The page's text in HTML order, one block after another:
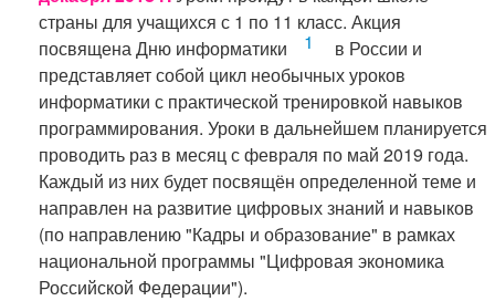
страны для учащихся с 1 по 11 класс. Акция
посвящена Дню информатики
1
в России и
представляет собой цикл необычных уроков
информатики с практической тренировкой навыков
программирования. Уроки в дальнейшем планируется
проводить раз в месяц с февраля по май 2019 года.
Каждый из них будет посвящён определенной теме и
направлен на развитие цифровых знаний и навыков
(по направлению "Кадры и образование" в рамках
национальной программы "Цифровая экономика
Российской Федерации").